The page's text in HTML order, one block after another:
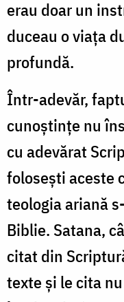
erau doar un
duceau o viața
profundă.
Într-adevăr,
cunoștințe nu
cu adevărat
foloseşti aceste
teologia ariană
Biblie. Satana,
citat din
texte și le cita